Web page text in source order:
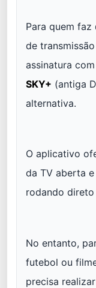
Para quem
de
assinatura
SKY+ (antiga
alternativa.
O aplicativo
da TV aberta
rodando
No entanto,
futebol ou
precisa